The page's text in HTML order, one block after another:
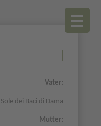
Vater:
Sole dei Baci di Dama
Mutter: